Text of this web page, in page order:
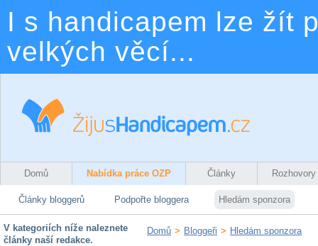
I s handicapem lze žít
velkých věcí...
Domů Nabídka práce OZP Články Rozhovory
Články bloggerů Podpořte bloggera Hledám sponzora
V kategoriích níže naleznete
články naší redakce.
Domů > Bloggeři > Hledám sponzora